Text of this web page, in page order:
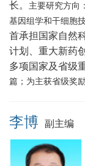
长。
主要研究方向
基因组学和干细胞
首承担国家自然
计划、重大新药
多项国家及省级
篇；为主获省级奖励
李博 副主编